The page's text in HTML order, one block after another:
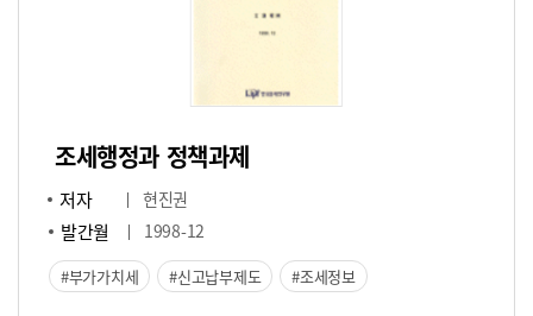
조세행정과 정책과제
저자 현진권
발간월 1998-12
부가가치세 신고납부제도 조세정보